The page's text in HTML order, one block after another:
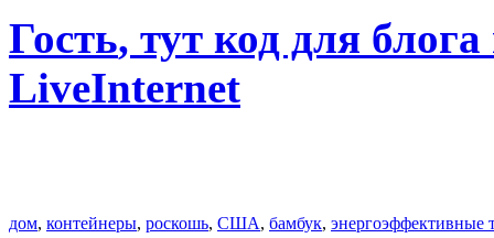
Гость, тут код для
LiveInternet
дом, контейнеры, роскошь, США, бамбук, энергоэффективные